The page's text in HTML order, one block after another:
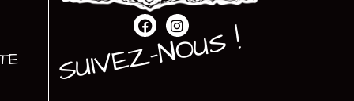
SUIVEZ-NOUS !